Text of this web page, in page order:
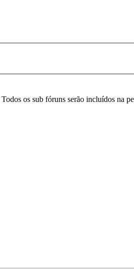
os sub fóruns serão incluídos na